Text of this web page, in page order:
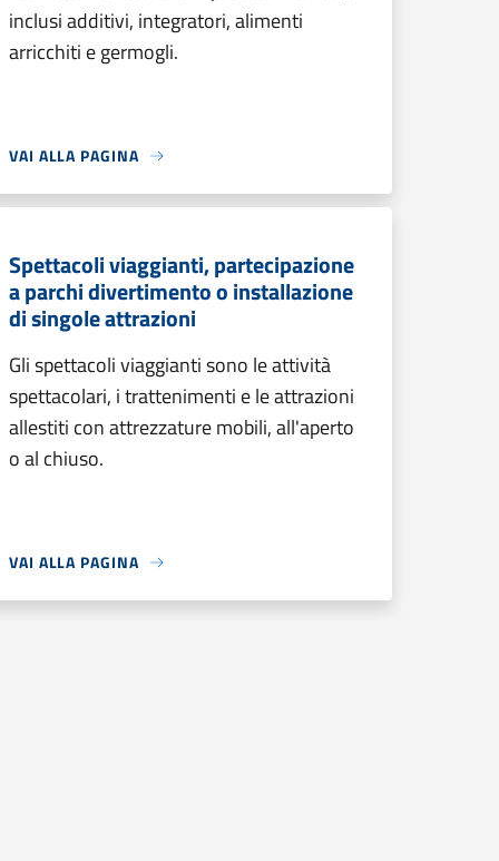
inclusi additivi, integratori, alimenti
arricchiti e germogli.
VAI ALLA PAGINA
Spettacoli viaggianti, partecipazione
a parchi divertimento o installazione
di singole attrazioni
Gli spettacoli viaggianti sono le attività
spettacolari, i trattenimenti e le attrazioni
allestiti con attrezzature mobili, all'aperto
o al chiuso.
VAI ALLA PAGINA